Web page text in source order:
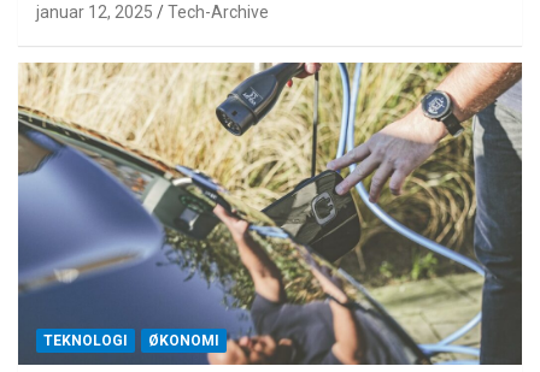
januar 12, 2025 Tech-Archive
TEKNOLOGI ØKONOMI